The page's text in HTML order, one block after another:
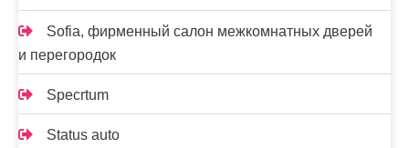
Sofia, фирменный салон межкомнатных дверей
и перегородок
Specrtum
Status auto